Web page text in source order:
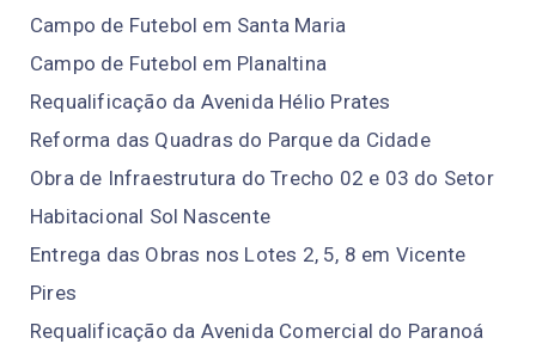
Campo de Futebol em Santa Maria
Campo de Futebol em Planaltina
Requalificação da Avenida Hélio Prates
Reforma das Quadras do Parque da Cidade
Obra de Infraestrutura do Trecho 02 e 03 do Setor
Habitacional Sol Nascente
Entrega das Obras nos Lotes 2, 5, 8 em Vicente
Pires
Requalificação da Avenida Comercial do Paranoá